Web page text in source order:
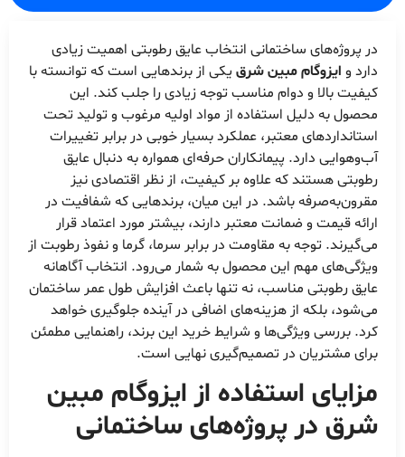
در پروژه‌های ساختمانی انتخاب عایق رطوبتی اهمیت زیادی
دارد و ایزوگام مبین شرق یکی از برندهایی است که توانسته با
کیفیت بالا و دوام مناسب توجه زیادی را جلب کند. این
محصول به دلیل استفاده از مواد اولیه مرغوب و تولید تحت
استانداردهای معتبر، عملکرد بسیار خوبی در برابر تغییرات
آب‌وهوایی دارد. پیمانکاران حرفه‌ای همواره به دنبال عایق
رطوبتی هستند که علاوه بر کیفیت، از نظر اقتصادی نیز
مقرون‌به‌صرفه باشد. در این میان، برندهایی که شفافیت در
ارائه قیمت و ضمانت معتبر دارند، بیشتر مورد اعتماد قرار
می‌گیرند. توجه به مقاومت در برابر سرما، گرما و نفوذ رطوبت از
ویژگی‌های مهم این محصول به شمار می‌رود. انتخاب آگاهانه
عایق رطوبتی مناسب، نه تنها باعث افزایش طول عمر ساختمان
می‌شود، بلکه از هزینه‌های اضافی در آینده جلوگیری خواهد
کرد. بررسی ویژگی‌ها و شرایط خرید این برند، راهنمایی مطمئن
برای مشتریان در تصمیم‌گیری نهایی است.
مزایای استفاده ازایزوگام مبین
شرق در پروژه‌های ساختمانی